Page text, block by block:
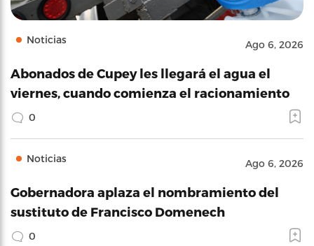
Noticias Ago 6, 2026
Abonados de Cupey les llegará el agua el
viernes, cuando comienza el racionamiento
0
Noticias Ago 6, 2026
Gobernadora aplaza el nombramiento del
sustituto de Francisco Domenech
0